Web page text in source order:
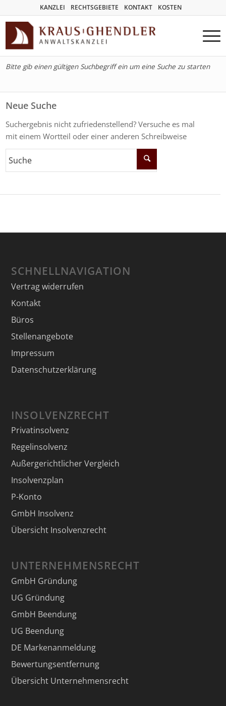
KANZLEI RECHTSGEBIETE KONTAKT KOSTEN
Bitte gib einen gültigen Suchbegriff ein um eine Suche zu starten
Neue Suche
Suchergebnis nicht zufriedenstellend? Versuche es mal
mit einem Wortteil oder einer anderen Schreibweise
SCHNELLNAVIGATION
Vertrag widerrufen
Kontakt
Büros
Stellenangebote
Impressum
Datenschutzerklärung
INSOLVENZRECHT
Privatinsolvenz
Regelinsolvenz
Außergerichtlicher Vergleich
Insolvenzplan
P-Konto
GmbH Insolvenz
Übersicht Insolvenzrecht
UNTERNEHMENSRECHT
GmbH Gründung
UG Gründung
GmbH Beendung
UG Beendung
DE Markenanmeldung
Bewertungsentfernung
Übersicht Unternehmensrecht